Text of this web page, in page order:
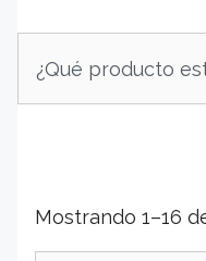
Mostrando 1–16